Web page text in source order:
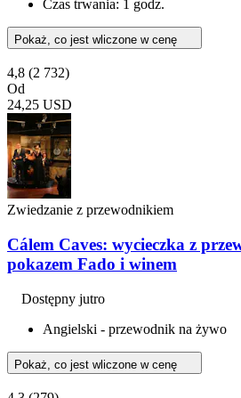
Czas trwania: 1 godz.
Pokaż, co jest wliczone w cenę
4,8 (2 732)
Od
24,25 USD
Zwiedzanie z przewodnikiem
Cálem Caves: wycieczka z
pokazem Fado i winem
Dostępny jutro
Angielski - przewodnik na żywo
Pokaż, co jest wliczone w cenę